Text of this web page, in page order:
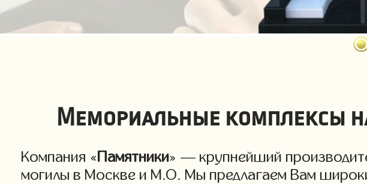
Мемориальные комплексы
Компания « Памятники» — крупнейший
могилы в Москве и М.О. Мы предлагаем Вам